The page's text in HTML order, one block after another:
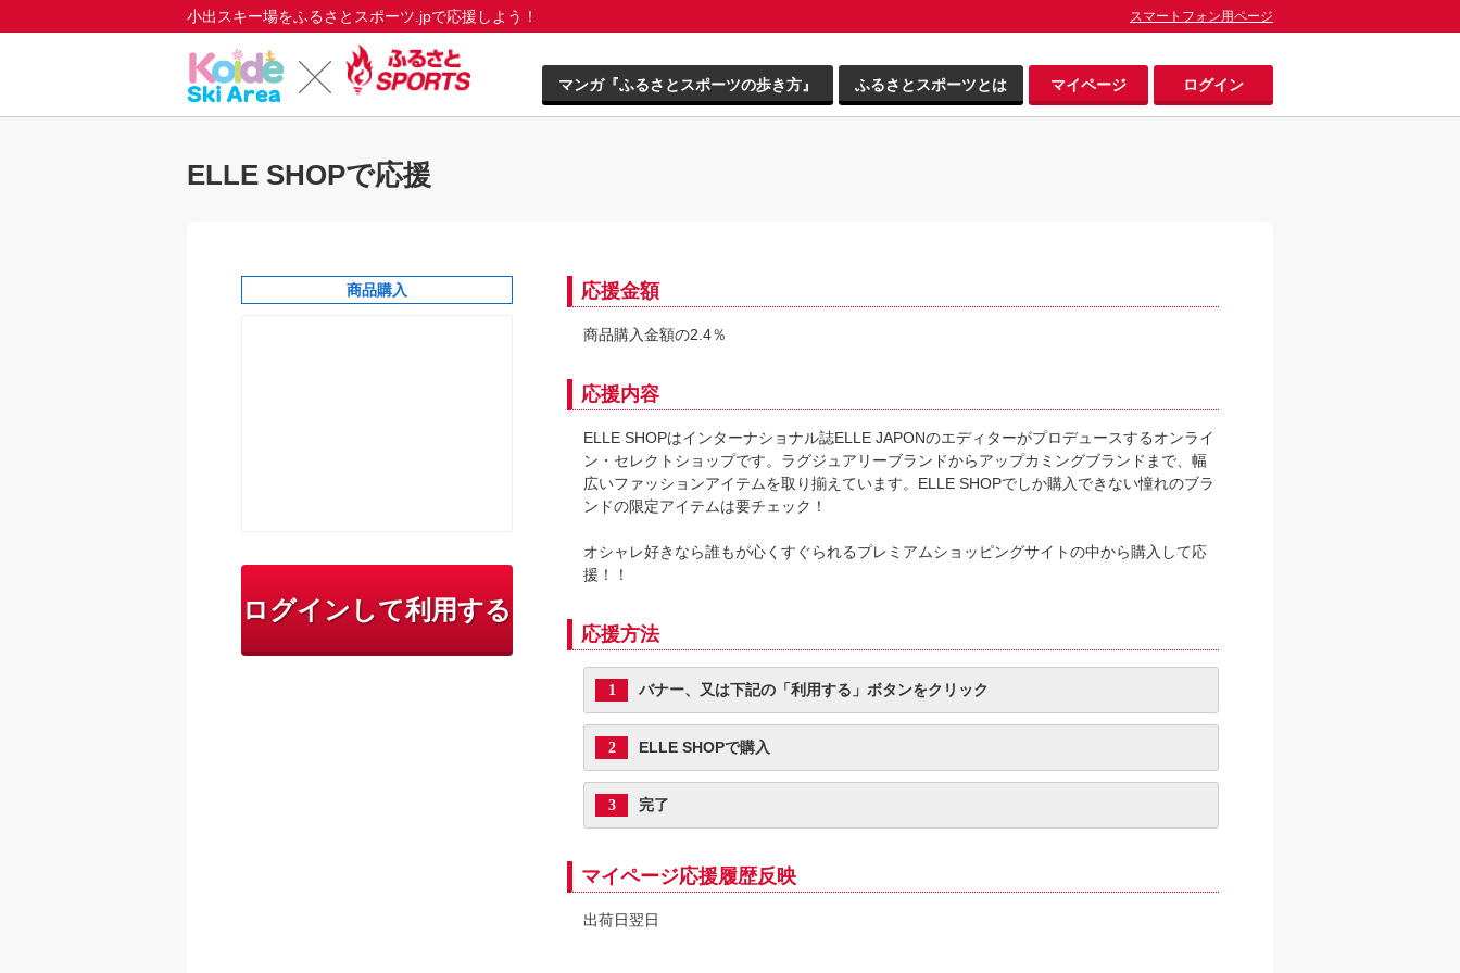
小出スキー場をふるさとスポーツ.jpで応援しよう！ スマートフォン用ページ
ログイン
マイページ
ふるさとスポーツとは
マンガ『ふるさとスポーツの歩き方』
ELLE SHOPで応援
商品購入
ログインして利用する
応援金額
商品購入金額の2.4％
応援内容
ELLE SHOPはインターナショナル誌ELLE JAPONのエディターがプロデュースするオンライ
ン・セレクトショップです。ラグジュアリーブランドからアップカミングブランドまで、幅
広いファッションアイテムを取り揃えています。ELLE SHOPでしか購入できない憧れのブラ
ンドの限定アイテムは要チェック！
オシャレ好きなら誰もが心くすぐられるプレミアムショッピングサイトの中から購入して応
援！！
応援方法
1 バナー、又は下記の「利用する」ボタンをクリック
2 ELLE SHOPで購入
3 完了
マイページ応援履歴反映
出荷日翌日